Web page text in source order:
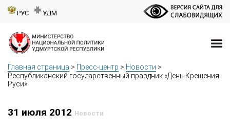
РУС УДМ
Главная страница > Пресс-центр > Новости >
Республиканский государственный праздник «День Крещения
Руси»
31 июля 2012 Новости